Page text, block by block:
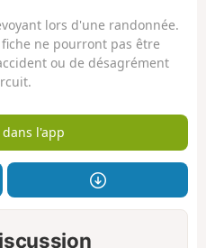
lors d'une randonnée.
ne pourront pas être
ou de désagrément
l'app